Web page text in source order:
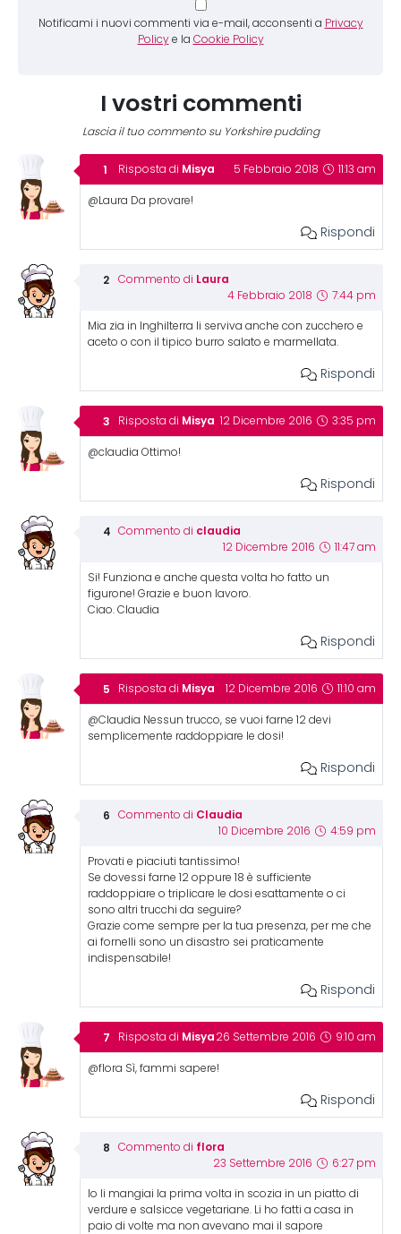
Notificami i nuovi commenti via e-mail, acconsenti a Privacy
Policy e la Cookie Policy
I vostri commenti
Lascia il tuo commento su Yorkshire pudding
Risposta di Misya 5 Febbraio 2018 11:13 am
@Laura Da provare!
Rispondi
Commento di Laura
4 Febbraio 2018 7:44 pm
Mia zia in Inghilterra li serviva anche con zucchero e
aceto o con il tipico burro salato e marmellata.
Rispondi
Risposta di Misya 12 Dicembre 2016 3:35 pm
@claudia Ottimo!
Rispondi
Commento di claudia
12 Dicembre 2016 11:47 am
Si! Funziona e anche questa volta ho fatto un
figurone! Grazie e buon lavoro.
Ciao. Claudia
Rispondi
Risposta di Misya 12 Dicembre 2016 11:10 am
@Claudia Nessun trucco, se vuoi farne 12 devi
semplicemente raddoppiare le dosi!
Rispondi
Commento di Claudia
10 Dicembre 2016 4:59 pm
Provati e piaciuti tantissimo!
Se dovessi farne 12 oppure 18 è sufficiente
raddoppiare o triplicare le dosi esattamente o ci
sono altri trucchi da seguire?
Grazie come sempre per la tua presenza, per me che
ai fornelli sono un disastro sei praticamente
indispensabile!
Rispondi
Risposta di Misya 26 Settembre 2016 9:10 am
@flora Sì, fammi sapere!
Rispondi
Commento di flora
23 Settembre 2016 6:27 pm
Io li mangiai la prima volta in scozia in un piatto di
verdure e salsicce vegetariane. Li ho fatti a casa in
paio di volte ma non avevano mai il sapore